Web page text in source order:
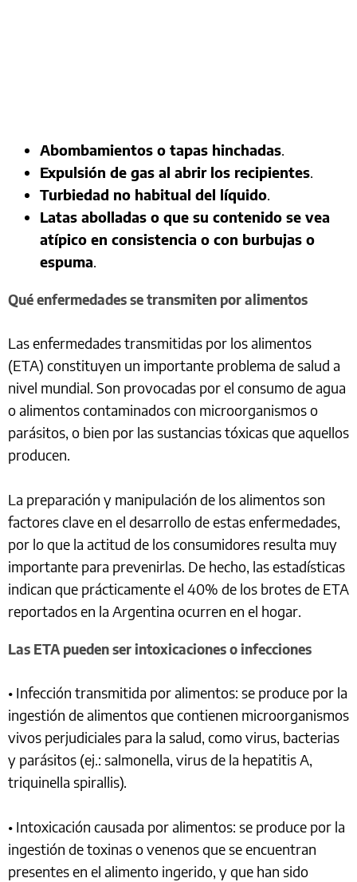
Abombamientos o tapas hinchadas.
Expulsión de gas al abrir los recipientes.
Turbiedad no habitual del líquido.
Latas abolladas o que su contenido se vea
atípico en consistencia o con burbujas o
espuma.
Qué enfermedades se transmiten por alimentos
Las enfermedades transmitidas por los alimentos
(ETA) constituyen un importante problema de salud a
nivel mundial. Son provocadas por el consumo de agua
o alimentos contaminados con microorganismos o
parásitos, o bien por las sustancias tóxicas que aquellos
producen.
La preparación y manipulación de los alimentos son
factores clave en el desarrollo de estas enfermedades,
por lo que la actitud de los consumidores resulta muy
importante para prevenirlas. De hecho, las estadísticas
indican que prácticamente el 40% de los brotes de ETA
reportados en la Argentina ocurren en el hogar.
Las ETA pueden ser intoxicaciones o infecciones
• Infección transmitida por alimentos: se produce por la
ingestión de alimentos que contienen microorganismos
vivos perjudiciales para la salud, como virus, bacterias
y parásitos (ej.: salmonella, virus de la hepatitis A,
triquinella spirallis).
• Intoxicación causada por alimentos: se produce por la
ingestión de toxinas o venenos que se encuentran
presentes en el alimento ingerido, y que han sido